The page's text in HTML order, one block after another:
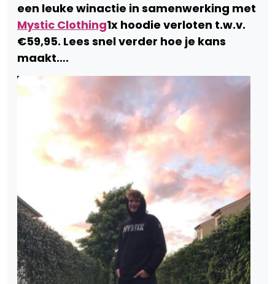
een leuke winactie in samenwerking met
Mystic Clothing1x hoodie verloten t.w.v.
€59,95. Lees snel verder hoe je kans
maakt….